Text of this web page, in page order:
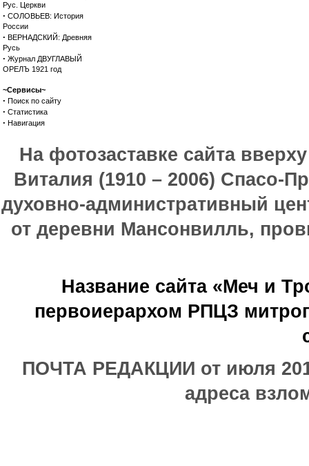
Рус. Церкви
· СОЛОВЬЕВ: История
России
· ВЕРНАДСКИЙ: Древняя
Русь
· Журнал ДВУГЛАВЫЙ
ОРЕЛЪ 1921 год
~Сервисы~
· Поиск по сайту
· Статистика
· Навигация
На фотозаставке сайта
Виталия (1910 – 2006) Спасо-
духовно-административный
от деревни Мансонвилль,
Название сайта «Меч и
первоиерархом РПЦЗ
ПОЧТА РЕДАКЦИИ от июля
адреса